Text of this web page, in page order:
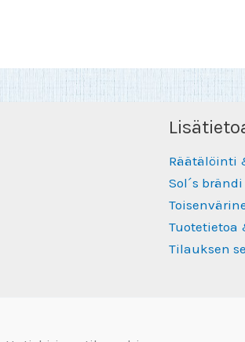
Räätälöinti
Sol´s brändi
Tuotetietoa
Tilauksen